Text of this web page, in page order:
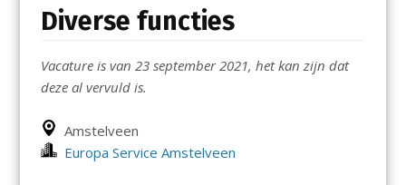
Diverse functies
Vacature is van 23 september 2021, het kan zijn dat
deze al vervuld is.
Amstelveen
Europa Service Amstelveen